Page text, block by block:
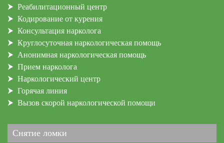
Реабилитационный центр
Кодирование от курения
Консультация нарколога
Круглосуточная наркологическая помощь
Анонимная наркологическая помощь
Прием нарколога
Наркологический центр
Горячая линия
Вызов скорой наркологической помощи
Снятие ломки